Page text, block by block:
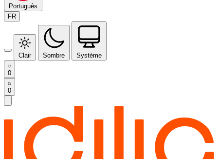
Português
FR
Clair Sombre Système
0
0